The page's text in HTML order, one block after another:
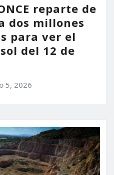
reparte de
dos millones
para ver el
del 12 de
5, 2026